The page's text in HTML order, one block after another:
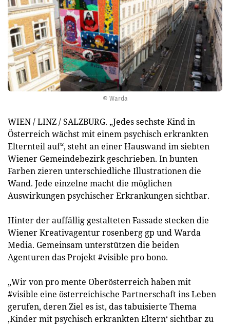
© Warda
WIEN / LINZ / SALZBURG. „Jedes sechste Kind in
Österreich wächst mit einem psychisch erkrankten
Elternteil auf“, steht an einer Hauswand im siebten
Wiener Gemeindebezirk geschrieben. In bunten
Farben zieren unterschiedliche Illustrationen die
Wand. Jede einzelne macht die möglichen
Auswirkungen psychischer Erkrankungen sichtbar.
Hinter der auffällig gestalteten Fassade stecken die
Wiener Kreativagentur rosenberg gp und Warda
Media. Gemeinsam unterstützen die beiden
Agenturen das Projekt #visible pro bono.
„Wir von pro mente Oberösterreich haben mit
#visible eine österreichische Partnerschaft ins Leben
gerufen, deren Ziel es ist, das tabuisierte Thema
‚Kinder mit psychisch erkrankten Eltern‘ sichtbar zu